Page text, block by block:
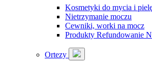
Kosmetyki do mycia i
Nietrzymanie moczu
Cewniki, worki na mocz
Produkty Refundowanie
Ortezy